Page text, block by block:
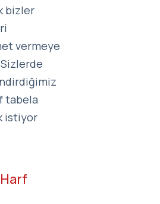
bizler
vermeye
tabela
istiyor